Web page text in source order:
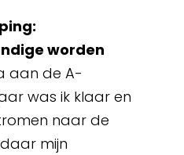
worden
aan de A-
was ik klaar en
naar de
mijn